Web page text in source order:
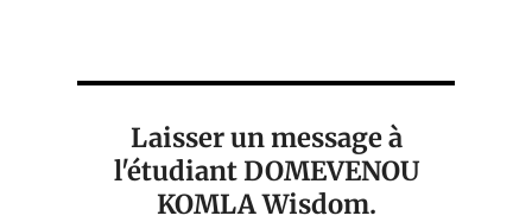
Laisser un message à
l'étudiant DOMEVENOU
KOMLA Wisdom.